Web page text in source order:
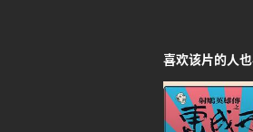
喜欢该片的人